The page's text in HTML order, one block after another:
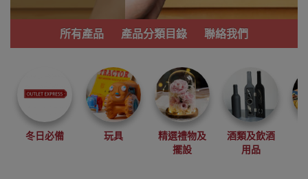
功能齊備的產
品。
我們每月會固定
尋找最更新、最
潮、有特色而且
優惠的優質產
品，從用家的角
度為你帶來你的
最好選擇。
所有產品 產品分類目錄 聯絡我們
冬日必備 玩具
精選禮物及
擺設
酒類及飲酒
用品